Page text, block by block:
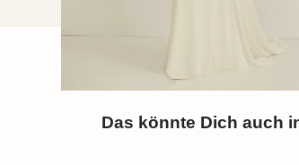
Das könnte Dich auch